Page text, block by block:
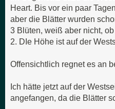
Heart. Bis vor ein paar
aber die Blätter wurden
3 Blüten, weiß aber nicht,
2. DIe Höhe ist auf der
Offensichtlich regnet es an
Ich hätte jetzt auf der
angefangen, da die Blätter